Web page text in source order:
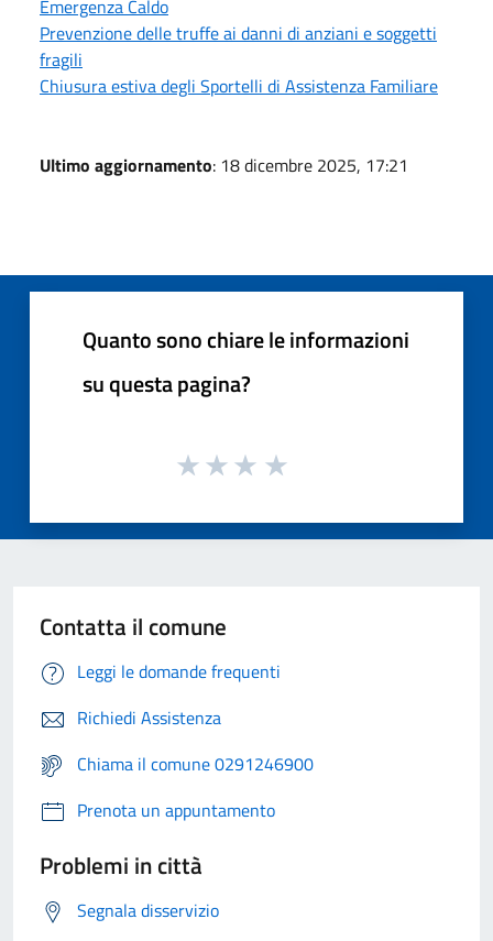
Emergenza Caldo
Prevenzione delle truffe ai danni di anziani e soggetti
fragili
Chiusura estiva degli Sportelli di Assistenza Familiare
Ultimo aggiornamento: 18 dicembre 2025, 17:21
Quanto sono chiare le informazioni
su questa pagina?
Contatta il comune
Leggi le domande frequenti
Richiedi Assistenza
Chiama il comune 0291246900
Prenota un appuntamento
Problemi in città
Segnala disservizio